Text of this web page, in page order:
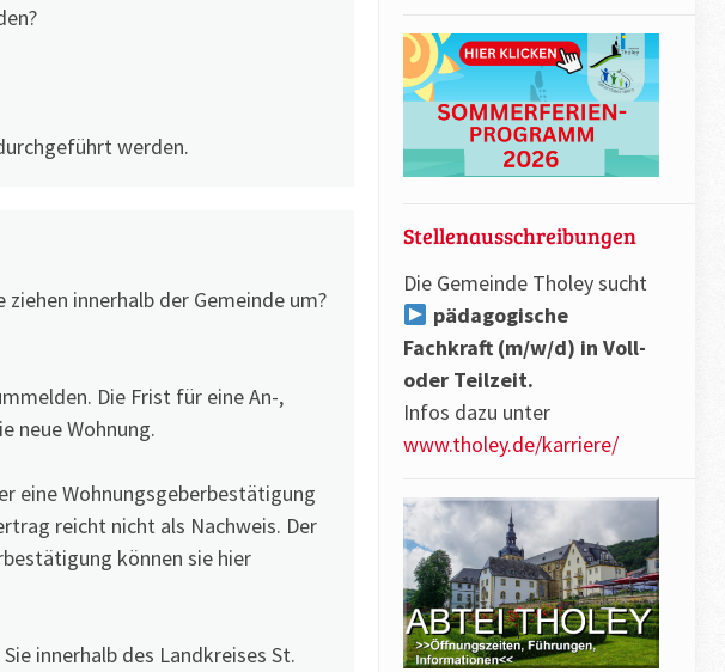
werden.
innerhalb der Gemeinde um?
Die Frist für eine An-,
neue Wohnung.
eine Wohnungsgeberbestätigung
reicht nicht als Nachweis. Der
können sie hier
innerhalb des Landkreises St.
Stellenausschreibungen
Die Gemeinde Tholey sucht
pädagogische
Fachkraft (m/w/d) in Voll-
oder Teilzeit.
Infos dazu unter
www.tholey.de/karriere/